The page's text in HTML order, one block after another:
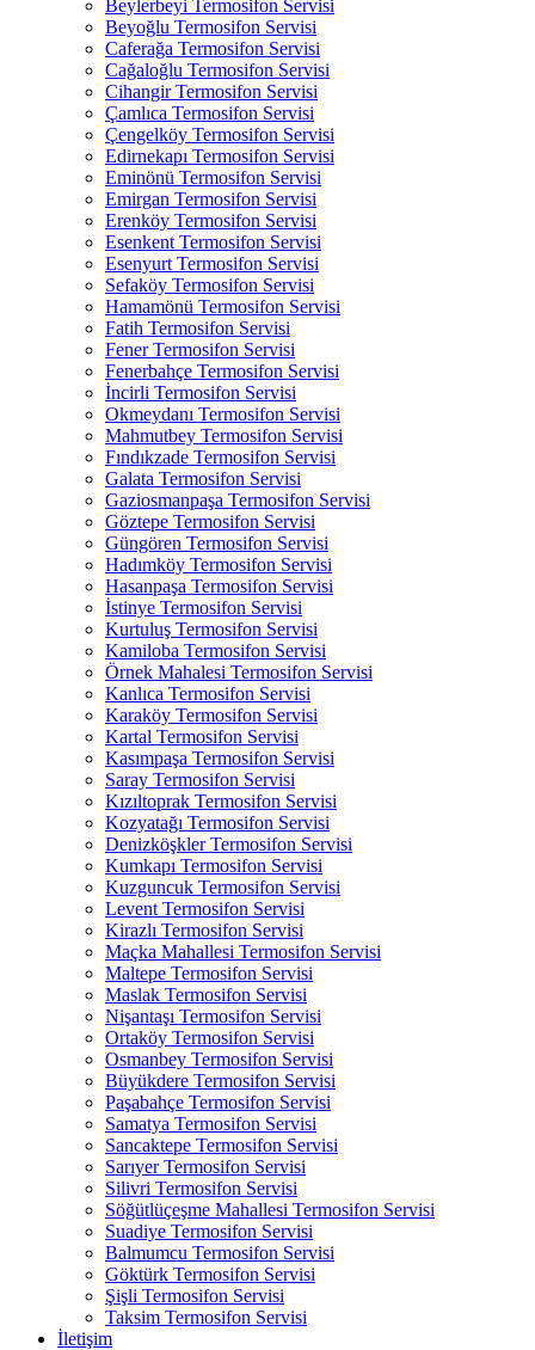
Beylerbeyi Termosifon Servisi
Beyoğlu Termosifon Servisi
Caferağa Termosifon Servisi
Cağaloğlu Termosifon Servisi
Cihangir Termosifon Servisi
Çamlıca Termosifon Servisi
Çengelköy Termosifon Servisi
Edirnekapı Termosifon Servisi
Eminönü Termosifon Servisi
Emirgan Termosifon Servisi
Erenköy Termosifon Servisi
Esenkent Termosifon Servisi
Esenyurt Termosifon Servisi
Sefaköy Termosifon Servisi
Hamamönü Termosifon Servisi
Fatih Termosifon Servisi
Fener Termosifon Servisi
Fenerbahçe Termosifon Servisi
İncirli Termosifon Servisi
Okmeydanı Termosifon Servisi
Mahmutbey Termosifon Servisi
Fındıkzade Termosifon Servisi
Galata Termosifon Servisi
Gaziosmanpaşa Termosifon Servisi
Göztepe Termosifon Servisi
Güngören Termosifon Servisi
Hadımköy Termosifon Servisi
Hasanpaşa Termosifon Servisi
İstinye Termosifon Servisi
Kurtuluş Termosifon Servisi
Kamiloba Termosifon Servisi
Örnek Mahalesi Termosifon Servisi
Kanlıca Termosifon Servisi
Karaköy Termosifon Servisi
Kartal Termosifon Servisi
Kasımpaşa Termosifon Servisi
Saray Termosifon Servisi
Kızıltoprak Termosifon Servisi
Kozyatağı Termosifon Servisi
Denizköşkler Termosifon Servisi
Kumkapı Termosifon Servisi
Kuzguncuk Termosifon Servisi
Levent Termosifon Servisi
Kirazlı Termosifon Servisi
Maçka Mahallesi Termosifon Servisi
Maltepe Termosifon Servisi
Maslak Termosifon Servisi
Nişantaşı Termosifon Servisi
Ortaköy Termosifon Servisi
Osmanbey Termosifon Servisi
Büyükdere Termosifon Servisi
Paşabahçe Termosifon Servisi
Samatya Termosifon Servisi
Sancaktepe Termosifon Servisi
Sarıyer Termosifon Servisi
Silivri Termosifon Servisi
Söğütlüçeşme Mahallesi Termosifon Servisi
Suadiye Termosifon Servisi
Balmumcu Termosifon Servisi
Göktürk Termosifon Servisi
Şişli Termosifon Servisi
Taksim Termosifon Servisi
İletişim